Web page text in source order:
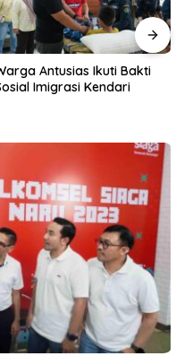
Celebes Rayakan
1 Tahun di